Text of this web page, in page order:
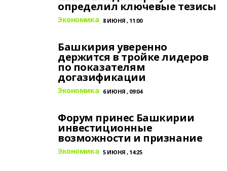
определил ключевые тезисы
Экономика 8 ИЮНЯ , 11:00
Башкирия уверенно
держится в тройке лидеров
по показателям
догазификации
Экономика 6 ИЮНЯ , 09:04
Форум принес Башкирии
инвестиционные
возможности и признание
Экономика 5 ИЮНЯ , 14:25